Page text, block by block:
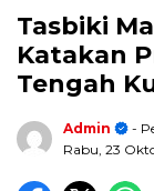
Tasbiki
Katakan
Tengah
Admin
-
Rabu, 23